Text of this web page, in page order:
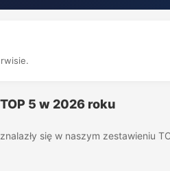
5 w 2026 roku
się w naszym zestawieniu